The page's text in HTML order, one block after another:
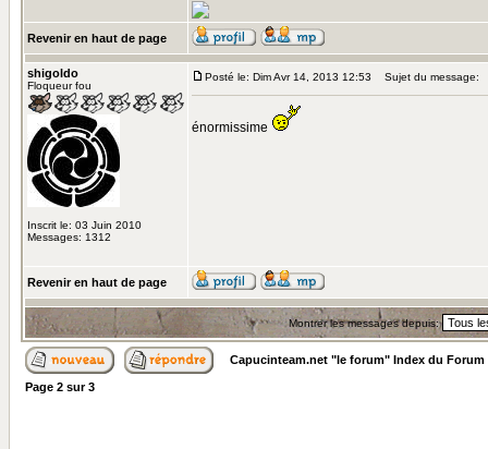
Revenir en haut de page
shigoldo
Floqueur fou
Inscrit le: 03 Juin 2010
Messages: 1312
Posté le: Dim Avr 14, 2013 12:53 Sujet du message:
énormissime
Revenir en haut de page
Montrer les messages depuis:
Capucinteam.net "le forum" Index du Forum
Page 2 sur3